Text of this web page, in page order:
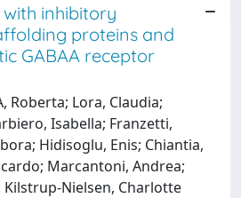
inhibitory
proteins and
GABAA receptor
Roberta; Lora, Claudia;
Isabella; Franzetti,
Hidisoglu, Enis; Chiantia,
Marcantoni, Andrea;
Nielsen, Charlotte